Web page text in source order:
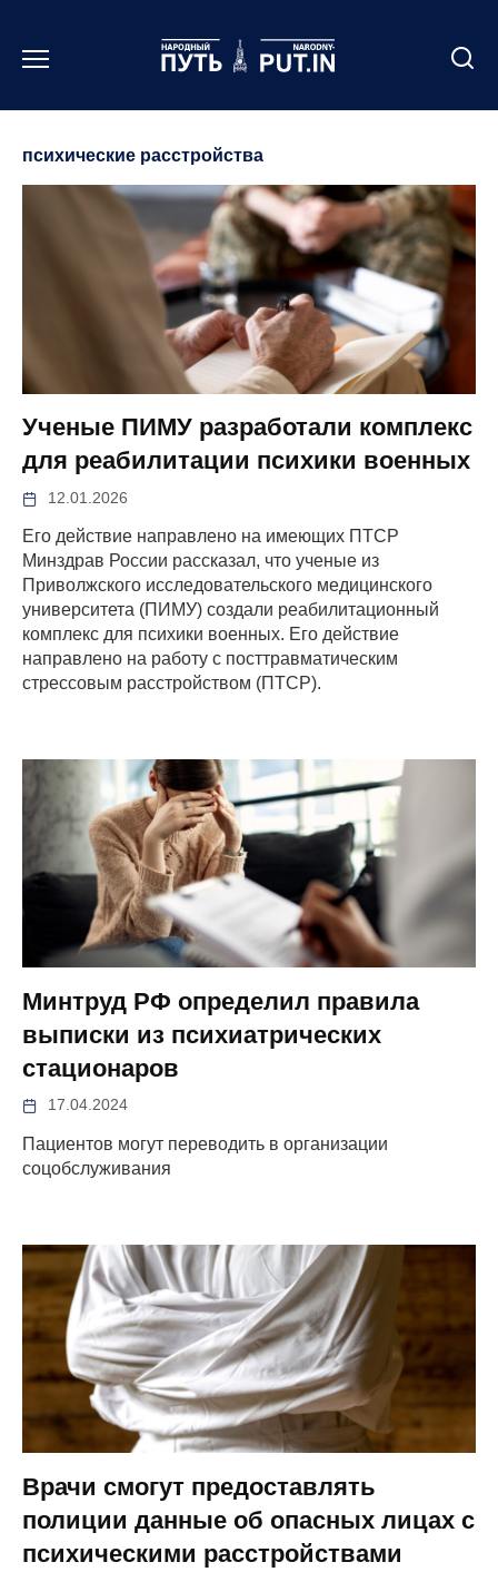
содержанию
психические расстройства
Ученые ПИМУ разработали комплекс
для реабилитации психики военных
12.01.2026
Его действие направлено на имеющих ПТСР
Минздрав России рассказал, что ученые из
Приволжского исследовательского медицинского
университета (ПИМУ) создали реабилитационный
комплекс для психики военных. Его действие
направлено на работу с посттравматическим
стрессовым расстройством (ПТСР).
Минтруд РФ определил правила
выписки из психиатрических
стационаров
17.04.2024
Пациентов могут переводить в организации
соцобслуживания
Врачи смогут предоставлять
полиции данные об опасных лицах с
психическими расстройствами